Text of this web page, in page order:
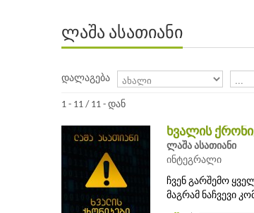
ლაშა ასათიანი
დალაგება
1 - 11 / 11 - დან
ხვალის
ლაშა ასათიანი
ინტეგრალი
ჩვენ გარშემო
მაგრამ ნაჩვევი